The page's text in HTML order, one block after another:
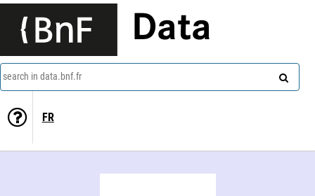
Data
search in data.bnf.fr
FR